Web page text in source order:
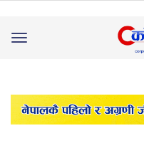
Toggle